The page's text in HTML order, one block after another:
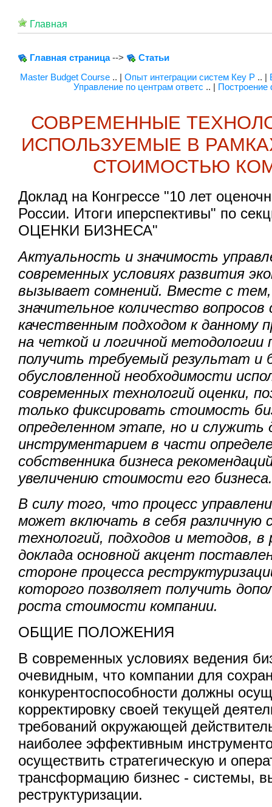
Главная
Главная страница-->
Статьи
Master Budget Course.. | Опыт интеграции систем Кey Р.. |
Управление по центрам ответс .. | Построение
СОВРЕМЕННЫЕ
ИСПОЛЬЗУЕМЫЕ В
СТОИМОСТЬЮ
Доклад на Конгрессе "10 лет
России. Итоги иперспективы" по
ОЦЕНКИ БИЗНЕСА"
Актуальность и значимость
современных условиях развития
вызывает сомнений. Вместе с тем,
значительное количество вопросов
качественным подходом к данному
на четкой и логичной методологии
получить требуемый результат и
обусловленной необходимости
современных технологий оценки,
только фиксировать стоимость
определенном этапе, но и служить
инструментарием в части
собственника бизнеса
увеличению стоимости его
В силу того, что процесс
может включать в себя различную
технологий, подходов и методов,
доклада основной акцент
стороне процесса
которого позволяет получить
роста стоимости компании.
ОБЩИЕ ПОЛОЖЕНИЯ
В современных условиях ведения
очевидным, что компании для
конкурентоспособности должны
корректировку своей текущей
требований окружающей
наиболее эффективным
осуществить стратегическую и
трансформацию бизнес - системы,
реструктуризации.